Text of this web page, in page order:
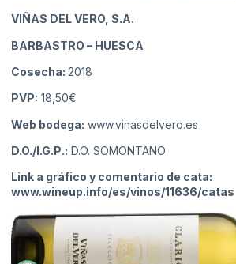
VIÑAS DEL VERO, S.A.
BARBASTRO – HUESCA
Cosecha: 2018
PVP: 18,50€
Web bodega: www.vinasdelvero.es
D.O./I.G.P.: D.O. SOMONTANO
Link a gráfico y comentario de cata:
www.wineup.info/es/vinos/11636/catas